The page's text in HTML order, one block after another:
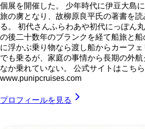
個展を開催した。 少年時代に伊豆大島
旅の虜となり、故柳原良平氏の著書を
る。 初代さんふらわあや初代にっぽん
の後二十数年のブランクを経て船旅と
に浮かぶ乗り物なら渡し船からカーフ
でも乗るが、家庭の事情から長期の外
なか乗れていない。 公式サイトはこち
www.punipcruises.com
プロフィールを見る